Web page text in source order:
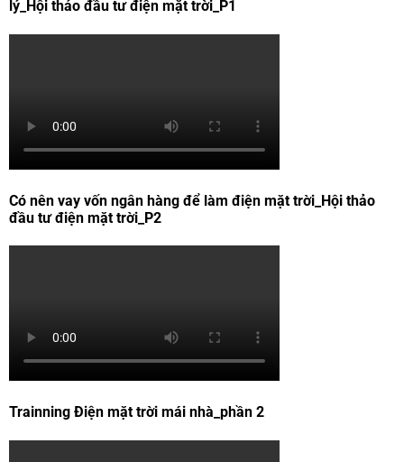
lý_Hội thảo đầu tư điện mặt trời_P1
Có nên vay vốn ngân hàng để làm điện mặt trời_Hội thảo
đầu tư điện mặt trời_P2
Trainning Điện mặt trời mái nhà_phần 2